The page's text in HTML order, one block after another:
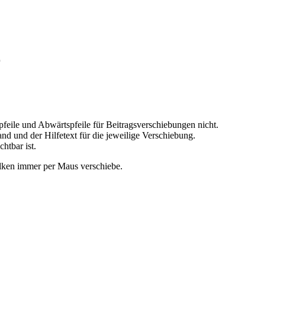
und Abwärtspfeile für Beitragsverschiebungen nicht.
und der Hilfetext für die jeweilige Verschiebung.
ist.
immer per Maus verschiebe.